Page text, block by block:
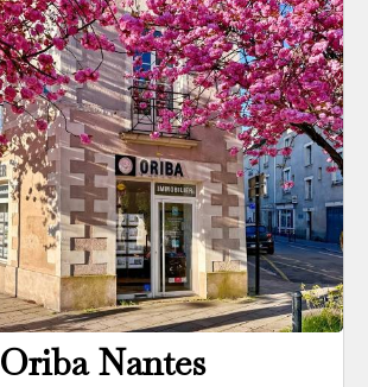
Oriba Nantes